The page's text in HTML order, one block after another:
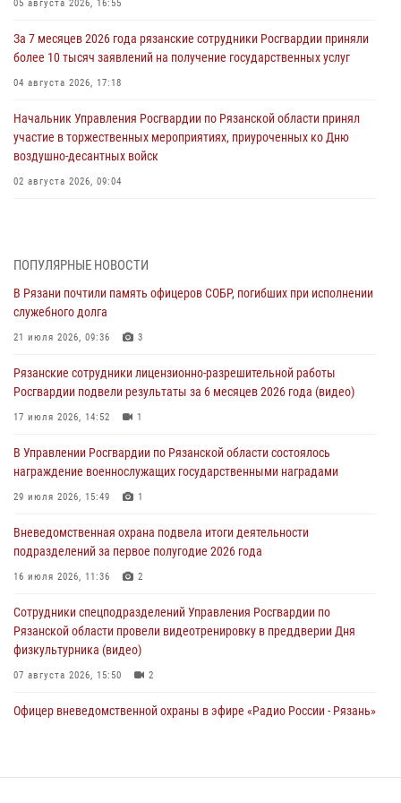
05 августа 2026, 16:55
За 7 месяцев 2026 года рязанские сотрудники Росгвардии приняли
более 10 тысяч заявлений на получение государственных услуг
04 августа 2026, 17:18
Начальник Управления Росгвардии по Рязанской области принял
участие в торжественных мероприятиях, приуроченных ко Дню
воздушно-десантных войск
02 августа 2026, 09:04
Для детей рязанских росгвардейцев в историческом музее провели
экскурсию по экспозиции, посвящённой губернской эпохе
В Управлении Росгвардии по Рязанской области состоялось
награждение военнослужащих государственными наградами
Рязанским росгвардейцам провели лекции о Крещении Руси
28 июля 2026, 09:22 1
При силовой поддержке ОМОН житель Касимовского округа лишён
гражданства Российской Федерации за нарушение
законодательства
ПОПУЛЯРНЫЕ НОВОСТИ
В Рязани почтили память офицеров СОБР, погибших при исполнении
служебного долга
21 июля 2026, 09:36 3
Рязанские сотрудники лицензионно-разрешительной работы
Росгвардии подвели результаты за 6 месяцев 2026 года (видео)
17 июля 2026, 14:52 1
В Управлении Росгвардии по Рязанской области состоялось
награждение военнослужащих государственными наградами
29 июля 2026, 15:49 1
Вневедомственная охрана подвела итоги деятельности
подразделений за первое полугодие 2026 года
16 июля 2026, 11:36 2
Сотрудники спецподразделений Управления Росгвардии по
Рязанской области провели видеотренировку в преддверии Дня
физкультурника (видео)
07 августа 2026, 15:50 2
Офицер вневедомственной охраны в эфире «Радио России - Рязань»